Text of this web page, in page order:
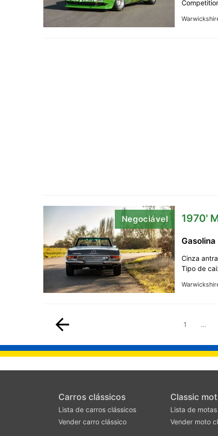
Negociável 1970'
Gasolina
Cinza
Tipo de
1 …
Carros clássicos
Lista de carros clássicos
Vender carro clássico
Classic
Lista de
Vender moto